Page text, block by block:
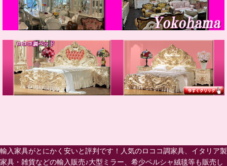
輸入家具がとにかく安いと評判です！人気のロココ調家具、イタリア製
家具・雑貨などの輸入販売♪大型ミラー、希少ペルシャ絨毯等も販売し